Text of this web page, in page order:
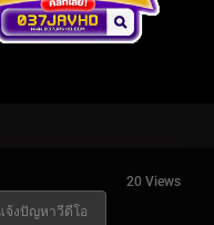
20 Views
จ้งปัญหาวีดีโอ